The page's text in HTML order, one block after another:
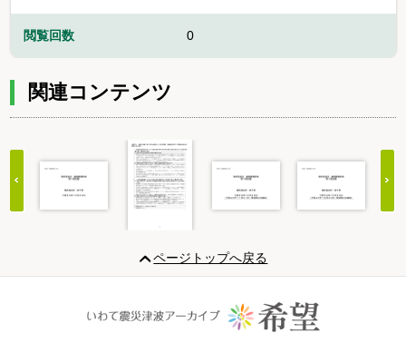
閲覧回数 0
関連コンテンツ
20
ページトップへ戻る